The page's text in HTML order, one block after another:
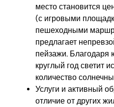
место становится
(с игровыми
пешеходными
предлагает
пейзажи. Благодаря
круглый год светит
количество
Услуги и активный
отличие от других